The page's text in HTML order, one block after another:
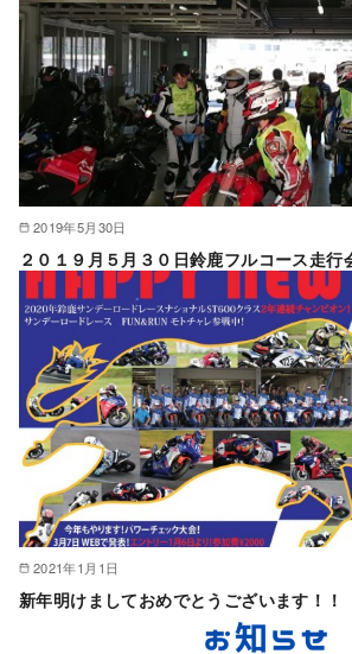
2019年5月30日
２０１９月５月３０日鈴鹿フルコース走行
2021年1月1日
新年明けましておめでとうございます！！